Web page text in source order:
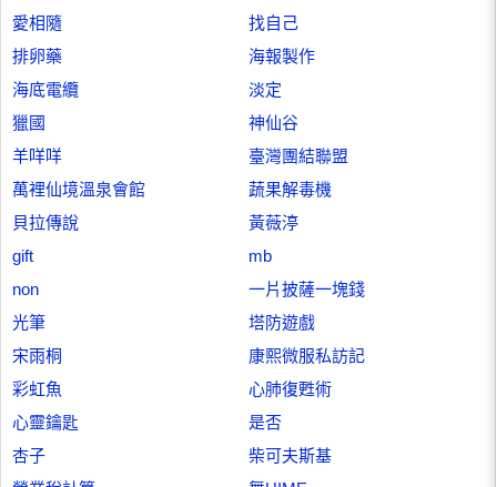
愛相隨
找自己
排卵藥
海報製作
海底電纜
淡定
獵國
神仙谷
羊咩咩
臺灣團結聯盟
萬裡仙境溫泉會館
蔬果解毒機
貝拉傳說
黃薇渟
gift
mb
non
一片披薩一塊錢
光筆
塔防遊戲
宋雨桐
康熙微服私訪記
彩虹魚
心肺復甦術
心靈鑰匙
是否
杏子
柴可夫斯基